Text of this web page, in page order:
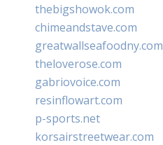
thebigshowok.com
chimeandstave.com
greatwallseafoodny.com
theloverose.com
gabriovoice.com
resinflowart.com
p-sports.net
korsairstreetwear.com